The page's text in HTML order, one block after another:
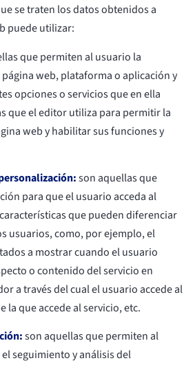
se traten los datos obtenidos a
puede utilizar:
que permiten al usuario la
web, plataforma o aplicación y
opciones o servicios que en ella
que el editor utiliza para permitir la
web y habilitar sus funciones y
son aquellas que
para que el usuario acceda al
que pueden diferenciar
usuarios, como, por ejemplo, el
a mostrar cuando el usuario
o contenido del servicio en
a través del cual el usuario accede al
la que accede al servicio, etc.
son aquellas que permiten al
seguimiento y análisis del